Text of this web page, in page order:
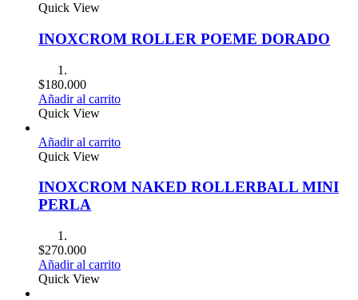
Quick View
INOXCROM ROLLER POEME DORADO
$180.000
Añadir al carrito
Quick View
Añadir al carrito
Quick View
INOXCROM NAKED ROLLERBALL MINI
PERLA
$270.000
Añadir al carrito
Quick View